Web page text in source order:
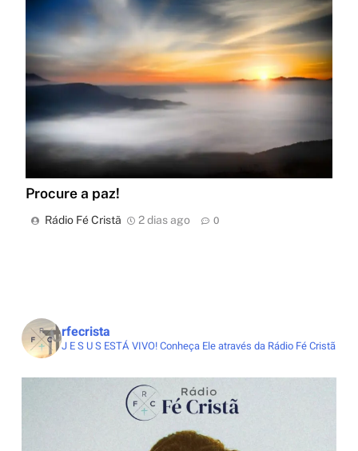
Procure a paz!
Rádio Fé Cristã 2 dias ago 0
rfecrista
J E S U S ESTÁ VIVO!Conheça Ele através da Rádio Fé Cristã